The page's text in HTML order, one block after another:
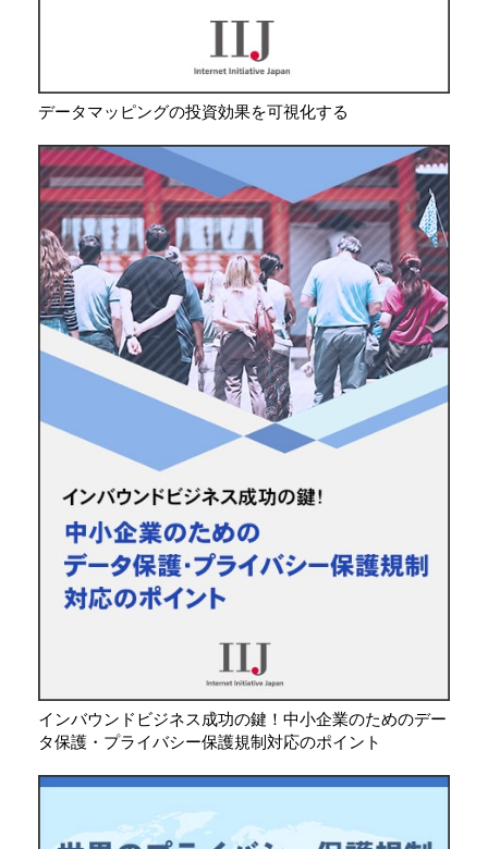
データマッピングの投資効果を可視化する
インバウンドビジネス成功の鍵！中小企業のためのデー
タ保護・プライバシー保護規制対応のポイント